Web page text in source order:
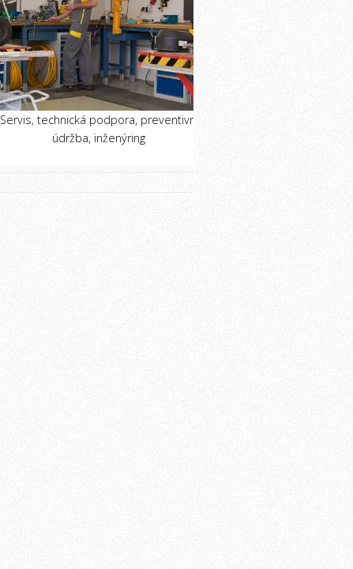
Servis, technická podpora, preventivní
údržba, inženýring